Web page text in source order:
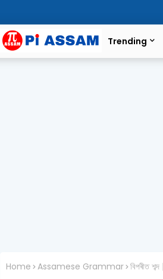
Trending
Home Assamese Grammar বিপৰীত